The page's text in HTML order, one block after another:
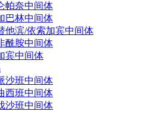
帕奈中间体
巴林中间体
他滨/依索加宾中间体
酰胺中间体
宾中间体
沙班中间体
西班中间体
沙班中间体